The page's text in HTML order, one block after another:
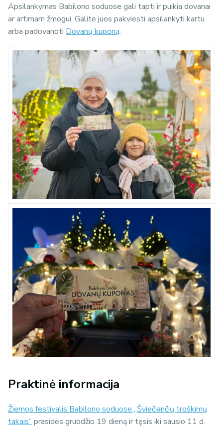
Apsilankymas Babilono soduose gali tapti ir puikia dovanai
ar artimam žmogui. Galite juos pakviesti apsilankyti kartu
arba padovanoti Dovanų kuponą.
Praktinė informacija
Žiemos festivalis Babilono soduose „Šviečiančių troškimų
takais“ prasidės gruodžio 19 dieną ir tęsis iki sausio 11 d.